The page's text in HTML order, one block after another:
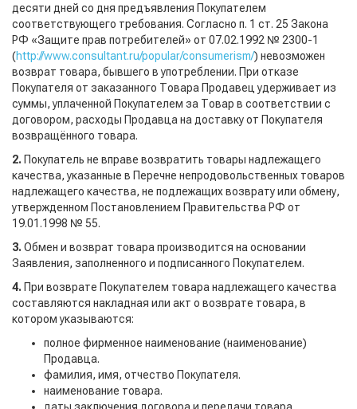
десяти дней со дня предъявления Покупателем
соответствующего требования. Согласно п. 1 ст. 25 Закона
РФ «Защите прав потребителей» от 07.02.1992 № 2300-1
(http://www.consultant.ru/popular/consumerism/) невозможен
возврат товара, бывшего в употреблении. При отказе
Покупателя от заказанного Товара Продавец удерживает из
суммы, уплаченной Покупателем за Товар в соответствии с
договором, расходы Продавца на доставку от Покупателя
возвращённого товара.
2. Покупатель не вправе возвратить товары надлежащего
качества, указанные в Перечне непродовольственных товаров
надлежащего качества, не подлежащих возврату или обмену,
утвержденном Постановлением Правительства РФ от
19.01.1998 № 55.
3. Обмен и возврат товара производится на основании
Заявления, заполненного и подписанного Покупателем.
4. При возврате Покупателем товара надлежащего качества
составляются накладная или акт о возврате товара, в
котором указываются:
полное фирменное наименование (наименование)
Продавца.
фамилия, имя, отчество Покупателя.
наименование товара.
даты заключения договора и передачи товара.